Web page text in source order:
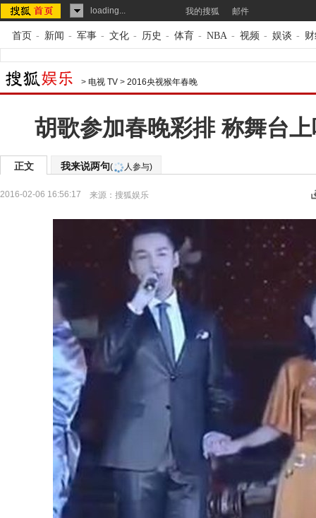
loading... 我的搜狐 邮件
首页 - 新闻 - 军事 - 文化 - 历史 - 体育 - NBA - 视频 - 娱谈 -
> 电视 TV > 2016央视猴年春晚
胡歌参加春晚彩排 称舞台
正文 我来说两句( 人参与)
2016-02-06 16:56:17 来源： 搜狐娱乐